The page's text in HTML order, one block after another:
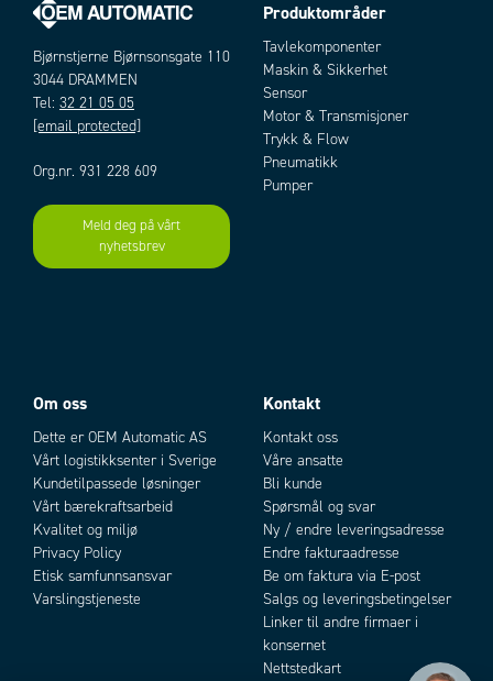
Add to existing cart row
Bjørnstjerne Bjørnsonsgate 110
3044 DRAMMEN
Tel: 32 21 05 05
[email protected]
Org.nr. 931 228 609
Meld deg på vårt
nyhetsbrev
Produktområder
Tavlekomponenter
Maskin & Sikkerhet
Sensor
Motor & Transmisjoner
Trykk & Flow
Pneumatikk
Pumper
Om oss
Dette er OEM Automatic AS
Vårt logistikksenter i Sverige
Kundetilpassede løsninger
Vårt bærekraftsarbeid
Kvalitet og miljø
Privacy Policy
Etisk samfunnsansvar
Varslingstjeneste
Kontakt
Kontakt oss
Våre ansatte
Bli kunde
Spørsmål og svar
Ny / endre leveringsadresse
Endre fakturaadresse
Be om faktura via E-post
Salgs og leveringsbetingelser
Linker til andre firmaer i
konsernet
Nettstedkart